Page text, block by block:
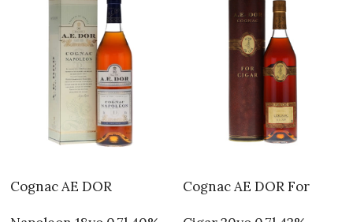
Cognac AE DOR Cognac AE DOR For